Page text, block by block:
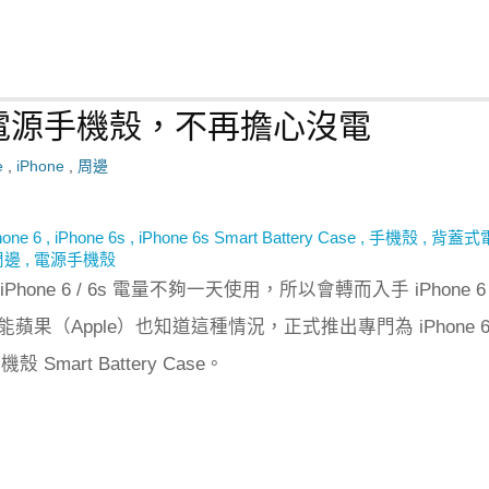
手機殼，不再擔心沒電
iPhone 周邊
6 , iPhone 6s , iPhone 6s Smart Battery Case , 手機殼 , 背蓋式
邊 , 電源手機殼
6 / 6s 電量不夠一天使用，所以會轉而入手 iPhone 6
蘋果（Apple）也知道這種情況，正式推出專門為 iPhone
殼 Smart Battery Case。